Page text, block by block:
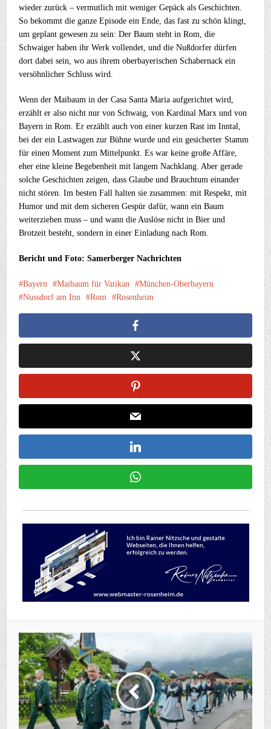
wieder zurück – vermutlich mit weniger Gepäck als Geschichten.
So bekommt die ganze Episode ein Ende, das fast zu schön klingt,
um geplant gewesen zu sein: Der Baum steht in Rom, die
Schwaiger haben ihr Werk vollendet, und die Nußdorfer dürfen
dort dabei sein, wo aus ihrem oberbayerischen Schabernack ein
versöhnlicher Schluss wird.
Wenn der Maibaum in der Casa Santa Maria aufgerichtet wird,
erzählt er also nicht nur von Schwaig, von Kardinal Marx und von
Bayern in Rom. Er erzählt auch von einer kurzen Rast im Inntal,
bei der ein Lastwagen zur Bühne wurde und ein gesicherter Stamm
für einen Moment zum Mittelpunkt. Es war keine große Affäre,
eher eine kleine Begebenheit mit langem Nachklang. Aber gerade
solche Geschichten zeigen, dass Glaube und Brauchtum einander
nicht stören. Im besten Fall halten sie zusammen: mit Respekt, mit
Humor und mit dem sicheren Gespür dafür, wann ein Baum
weiterziehen muss – und wann die Auslöse nicht in Bier und
Brotzeit besteht, sondern in einer Einladung nach Rom.
Bericht und Foto: Samerberger Nachrichten
Bayern Maibaum für Vatikan
München-Oberbayern
Nussdorf am Inn
Rom Rosenheim